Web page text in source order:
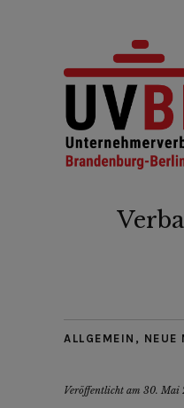
ALLGEMEIN , NEUE
Veröffentlicht am 30. Mai